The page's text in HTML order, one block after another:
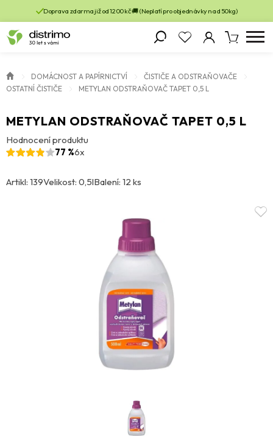
Doprava zdarma již od 1200 kč 🚚 (Neplatí pro objednávky nad 50kg)
DOMÁCNOST A PAPÍRNICTVÍ
ČISTIČE A ODSTRAŇOVAČE
OSTATNÍ ČISTIČE
METYLAN ODSTRAŇOVAČ TAPET 0,5 L
METYLAN ODSTRAŇOVAČ TAPET 0,5 L
Hodnocení produktu
77 %6x
Artikl: 139Velikost: 0,5lBalení: 12 ks